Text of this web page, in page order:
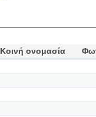
Κοινή ονομασία